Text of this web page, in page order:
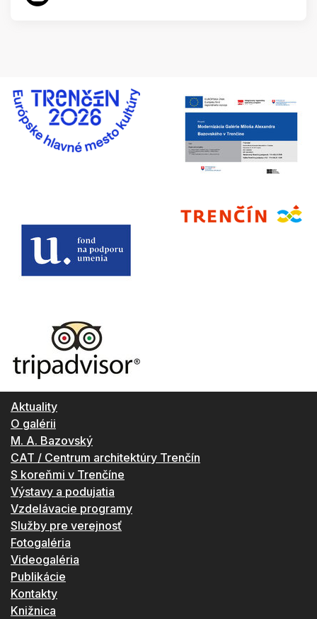
Aktuality
O galérii
M. A. Bazovský
CAT / Centrum architektúry Trenčín
S koreňmi v Trenčíne
Výstavy a podujatia
Vzdelávacie programy
Služby pre verejnosť
Fotogaléria
Videogaléria
Publikácie
Kontakty
Knižnica